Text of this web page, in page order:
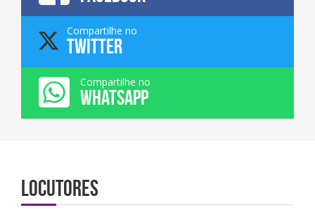
Compartilhe no
TWITTER
Compartilhe no
WHATSAPP
Locutores